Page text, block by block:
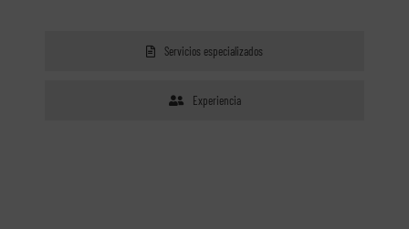
Servicios especializados
Experiencia